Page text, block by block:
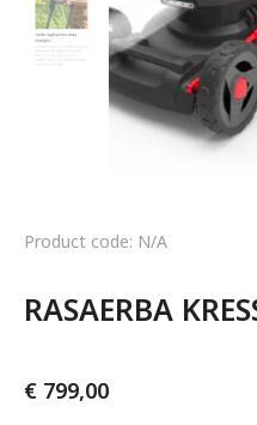
Product code: N/A
RASAERBA
€ 799,00